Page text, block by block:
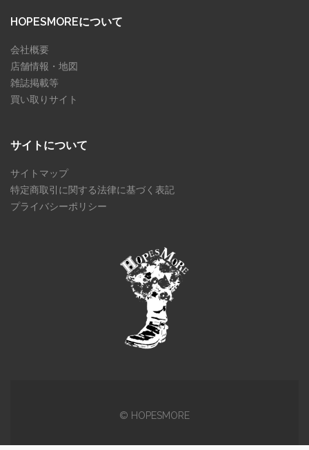
HOPESMOREについて
会社概要
店舗情報・地図
雑誌掲載等
買い取りサイト
サイトについて
サイトマップ
特定商取引に関する法律に基づく表記
プライバシーポリシー
© HOPESMORE